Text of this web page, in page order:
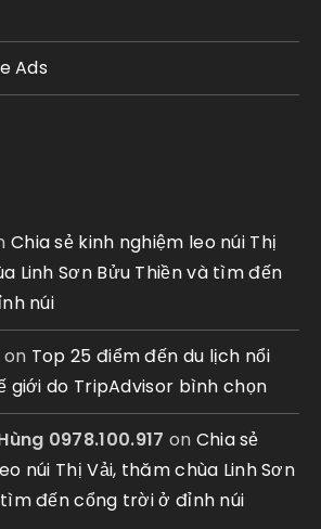
Ads
Chia sẻ kinh nghiệm leo núi Thị
Linh Sơn Bửu Thiền và tìm đến
núi
on Top 25 điểm đến du lịch nổi
giới do TripAdvisor bình chọn
0978.100.917 on Chia sẻ
núi Thị Vải, thăm chùa Linh Sơn
đến cổng trời ở đỉnh núi